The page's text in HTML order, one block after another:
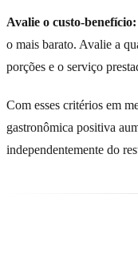
Avalie o custo-benefício:
o mais barato. Avalie a
porções e o serviço
Com esses critérios em
gastronômica positiva
independentemente do